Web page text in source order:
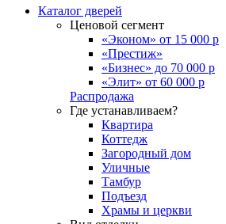
Каталог дверей
Ценовой сегмент
«Эконом» от 15 000 р
«Престиж»
«Бизнес» до 70 000 р
«Элит» от 60 000 р
Распродажа
Где устанавливаем?
Квартира
Коттедж
Загородный дом
Уличные
Тамбур
Подъезд
Храмы и церкви